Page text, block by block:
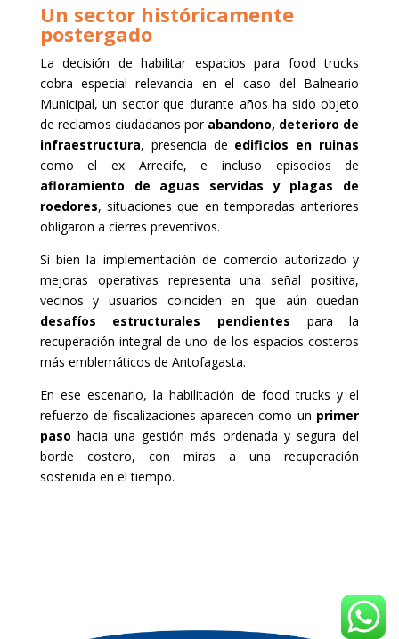
Un sector históricamente
postergado
La decisión de habilitar espacios para food trucks
cobra especial relevancia en el caso del Balneario
Municipal, un sector que durante años ha sido objeto
de reclamos ciudadanos por abandono, deterioro de
infraestructura, presencia de edificios en ruinas
como el ex Arrecife, e incluso episodios de
afloramiento de aguas servidas y plagas de
roedores, situaciones que en temporadas anteriores
obligaron a cierres preventivos.
Si bien la implementación de comercio autorizado y
mejoras operativas representa una señal positiva,
vecinos y usuarios coinciden en que aún quedan
desafíos estructurales pendientes para la
recuperación integral de uno de los espacios costeros
más emblemáticos de Antofagasta.
En ese escenario, la habilitación de food trucks y el
refuerzo de fiscalizaciones aparecen como un primer
paso hacia una gestión más ordenada y segura del
borde costero, con miras a una recuperación
sostenida en el tiempo.